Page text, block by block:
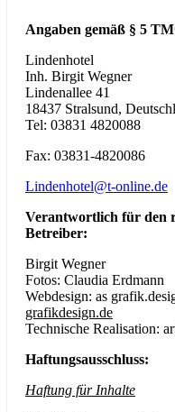
Angaben gemäß § 5
Lindenhotel
Inh. Birgit Wegner
Lindenallee 41
18437 Stralsund,
Tel: 03831 4820088
Fax: 03831-4820086
Lindenhotel@t-online.de
Verantwortlich für den
Betreiber:
Birgit Wegner
Fotos: Claudia Erdmann
Webdesign: as
grafikdesign.de
Technische Realisation:
Haftungsausschluss:
Haftung für Inhalte